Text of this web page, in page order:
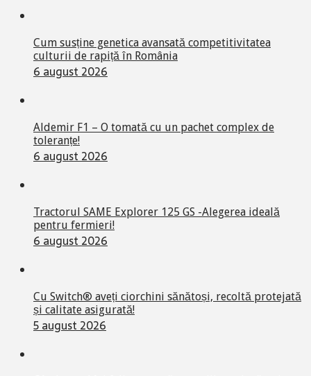
Cum susține genetica avansată competitivitatea
culturii de rapiță în România
6 august 2026
Aldemir F1 – O tomată cu un pachet complex de
toleranțe!
6 august 2026
Tractorul SAME Explorer 125 GS -Alegerea ideală
pentru fermieri!
6 august 2026
Cu Switch® aveți ciorchini sănătoși, recoltă protejată
și calitate asigurată!
5 august 2026